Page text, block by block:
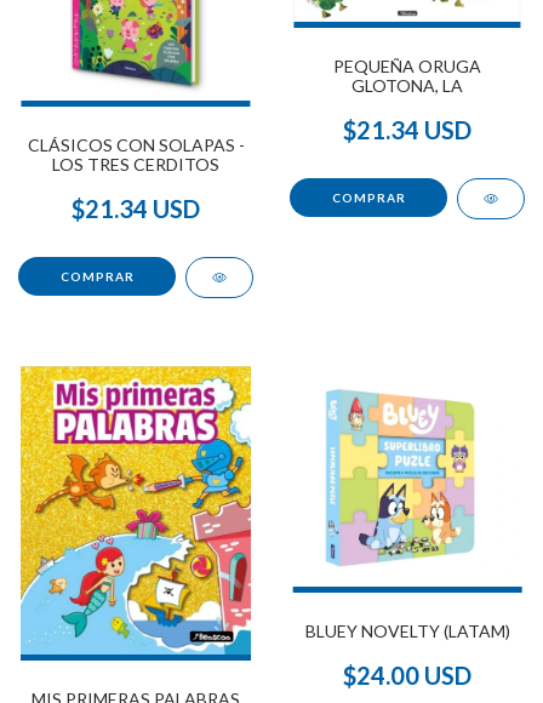
CLÁSICOS CON SOLAPAS -
LOS TRES CERDITOS
$21.34 USD
PEQUEÑA ORUGA
GLOTONA, LA
$21.34 USD
MIS PRIMERAS PALABRAS
BLUEY NOVELTY (LATAM)
$24.00 USD